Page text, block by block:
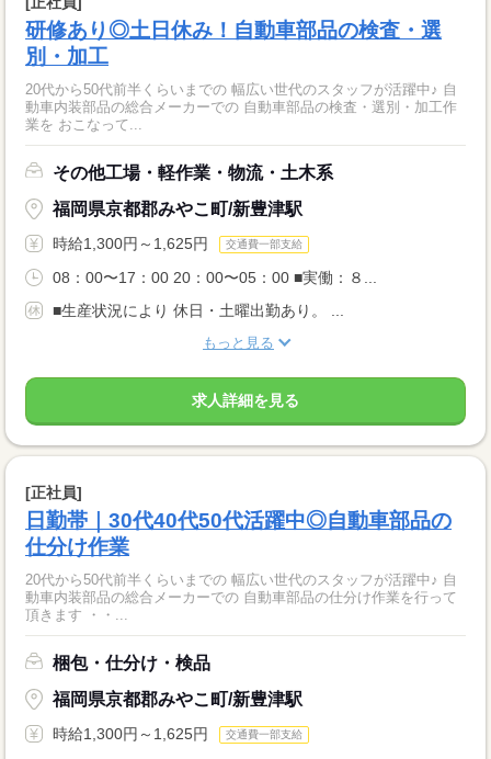
研修あり◎土日休み！自動車部品の検査・選
別・加工
20代から50代前半くらいまでの 幅広い世代のスタッフが活躍中♪ 自
動車内装部品の総合メーカーでの 自動車部品の検査・選別・加工作
業を おこなって...
その他工場・軽作業・物流・土木系
福岡県京都郡みやこ町/新豊津駅
時給1,300円～1,625円 交通費一部支給
08：00〜17：00 20：00〜05：00 ■実働：８...
■生産状況により 休日・土曜出勤あり。 ...
もっと見る
求人詳細を見る
[正社員]
日勤帯｜30代40代50代活躍中◎自動車部品の
仕分け作業
20代から50代前半くらいまでの 幅広い世代のスタッフが活躍中♪ 自
動車内装部品の総合メーカーでの 自動車部品の仕分け作業を行って
頂きます ・・...
梱包・仕分け・検品
福岡県京都郡みやこ町/新豊津駅
時給1,300円～1,625円 交通費一部支給